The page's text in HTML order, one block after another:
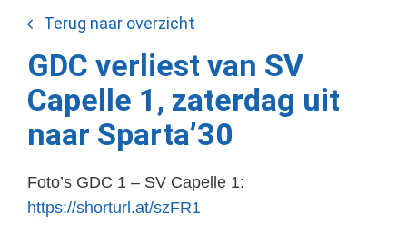
Terug naar overzicht
GDC verliest van SV
Capelle 1, zaterdag uit
naar Sparta’30
Foto’s GDC 1 – SV Capelle 1:
https://shorturl.at/szFR1